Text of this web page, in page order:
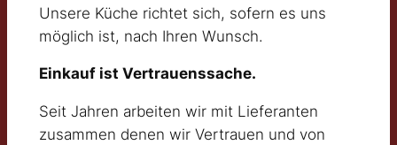
Unsere Küche richtet sich, sofern es uns
möglich ist, nach Ihren Wunsch.
Einkauf ist Vertrauenssache.
Seit Jahren arbeiten wir mit Lieferanten
zusammen denen wir Vertrauen und von